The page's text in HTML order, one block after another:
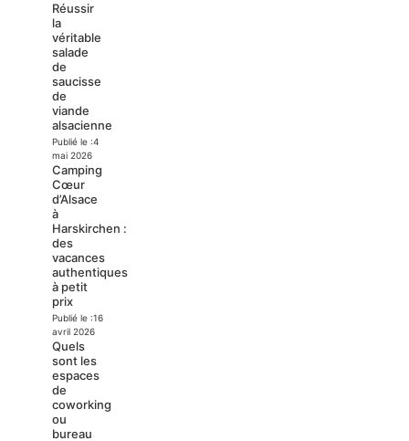
Réussir
la
véritable
salade
de
saucisse
de
viande
alsacienne
Publié le :4
mai 2026
Camping
Cœur
d’Alsace
à
Harskirchen :
des
vacances
authentiques
à petit
prix
Publié le :16
avril 2026
Quels
sont les
espaces
de
coworking
ou
bureau